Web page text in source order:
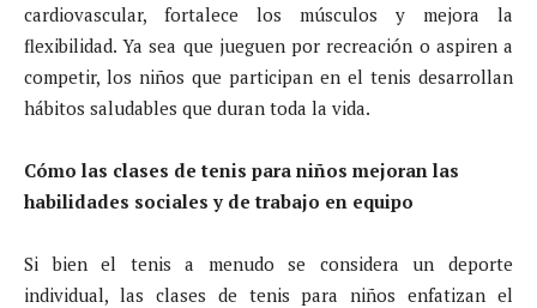
cardiovascular, fortalece los músculos y mejora la
flexibilidad. Ya sea que jueguen por recreación o aspiren a
competir, los niños que participan en el tenis desarrollan
hábitos saludables que duran toda la vida.
Cómo las clases de tenis para niños mejoran las
habilidades sociales y de trabajo en equipo
Si bien el tenis a menudo se considera un deporte
individual, las clases de tenis para niños enfatizan el